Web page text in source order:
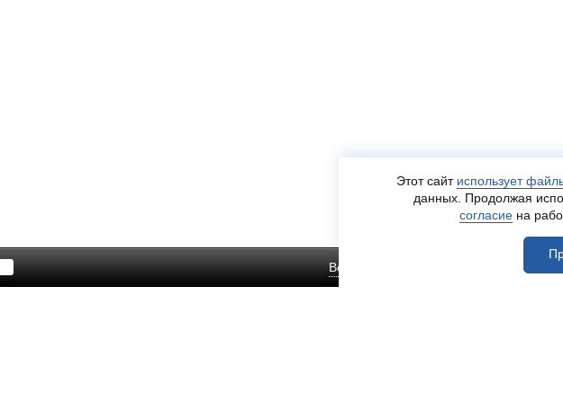
Войти
Этот сайт использует
данных. Продолжая
согласие на